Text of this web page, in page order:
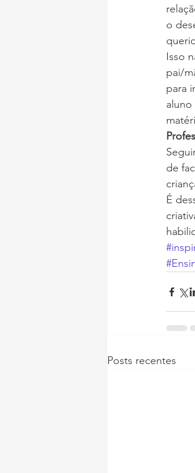
o
Isso
pai/
para
de
É
Posts recentes